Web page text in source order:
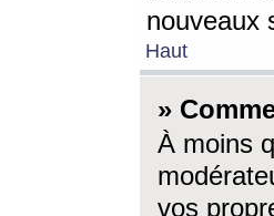
nouveaux
Haut
»
À moins
vos